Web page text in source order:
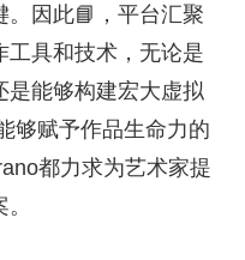
。因此📘，平台汇聚
工具和技术，无论是
是能够构建宏大虚拟
够赋予作品生命力的
都力求为艺术家提